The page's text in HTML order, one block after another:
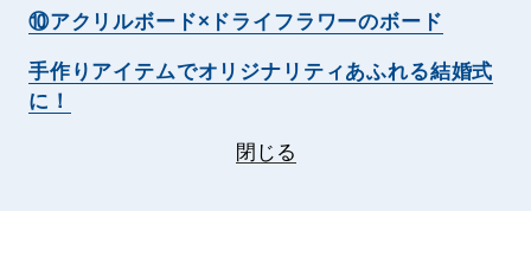
⑩アクリルボード×ドライフラワーのボード
手作りアイテムでオリジナリティあふれる結婚式
に！
閉じる